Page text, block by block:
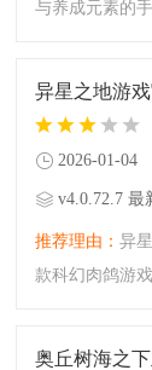
与养成元素的
成升阶，触发
异星之地游
2026-01-04
v4.0.72.7 最
推荐理由： 异
款科幻肉鸽游
星际势力，在
奥丘树海之